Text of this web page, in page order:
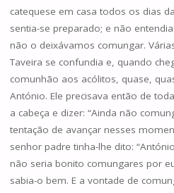
catequese em casa todos os dias
sentia-se preparado; e não
não o deixávamos comungar.
Taveira se confundia e, quando
comunhão aos acólitos, quase,
António. Ele precisava então de
a cabeça e dizer: “Ainda não
tentação de avançar nesses
senhor padre tinha-lhe dito:
não seria bonito comungares por
sabia-o bem. E a vontade de